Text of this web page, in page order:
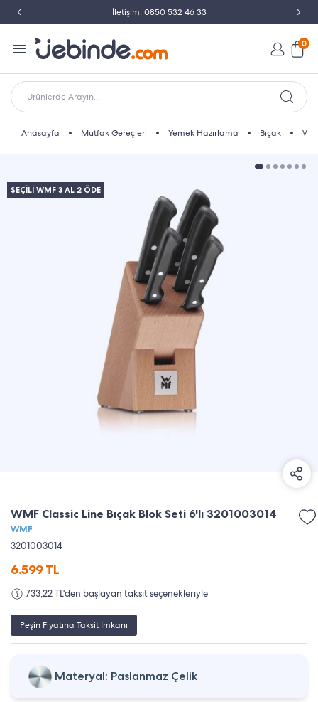
İletişim: 0850 532 46 33
0
Ürünlerde Arayın...
Anasayfa Mutfak Gereçleri Yemek Hazırlama Bıçak
SEÇİLİ WMF 3 AL 2 ÖDE
WMF Classic Line Bıçak Blok Seti 6'lı 3201003014
WMF
3201003014
6.599TL
733,22 TL'den başlayan taksit seçenekleriyle
Peşin Fiyatına Taksit İmkanı
Materyal: Paslanmaz Çelik